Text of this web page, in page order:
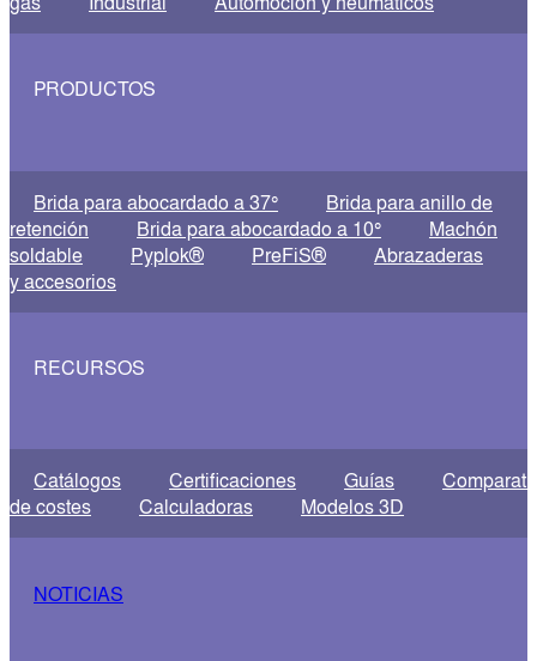
PRODUCTOS
Brida para abocardado a 37°
Brida para anillo de
retención
Brida para abocardado a 10°
Machón
soldable
Pyplok® PreFiS® Abrazaderas
y accesorios
RECURSOS
Catálogos Certificaciones Guías
de costes
Calculadoras Modelos 3D
NOTICIAS